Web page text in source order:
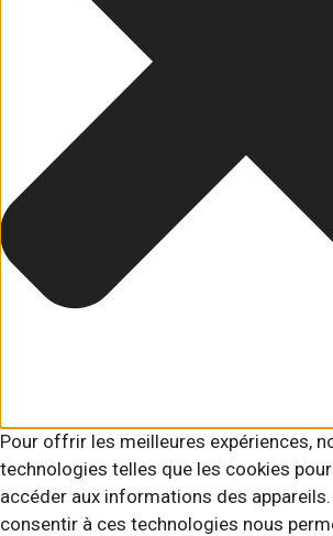
Pour offrir les meilleures expériences,
technologies telles que les cookies
accéder aux informations des
consentir à ces technologies nous